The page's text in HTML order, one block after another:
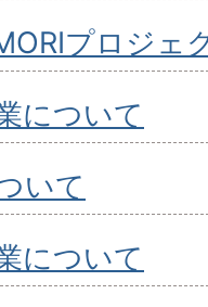
プロジェ
について
いて
について